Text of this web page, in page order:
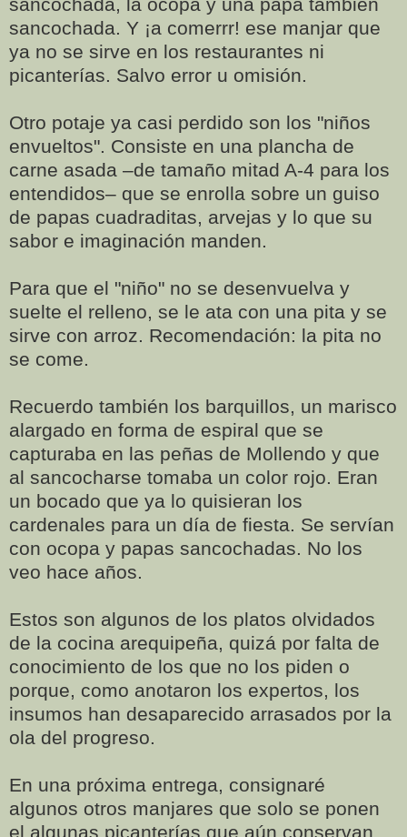
sancochada. Y ¡a comerrr! ese manjar que
ya no se sirve en los restaurantes ni
picanterías. Salvo error u omisión.
Otro potaje ya casi perdido son los "niños
envueltos". Consiste en una plancha de
carne asada –de tamaño mitad A-4 para los
entendidos– que se enrolla sobre un guiso
de papas cuadraditas, arvejas y lo que su
sabor e imaginación manden.
Para que el "niño" no se desenvuelva y
suelte el relleno, se le ata con una pita y se
sirve con arroz. Recomendación: la pita no
se come.
Recuerdo también los barquillos, un marisco
alargado en forma de espiral que se
capturaba en las peñas de Mollendo y que
al sancocharse tomaba un color rojo. Eran
un bocado que ya lo quisieran los
cardenales para un día de fiesta. Se servían
con ocopa y papas sancochadas. No los
veo hace años.
Estos son algunos de los platos olvidados
de la cocina arequipeña, quizá por falta de
conocimiento de los que no los piden o
porque, como anotaron los expertos, los
insumos han desaparecido arrasados por la
ola del progreso.
En una próxima entrega, consignaré
algunos otros manjares que solo se ponen
el algunas picanterías que aún conservan